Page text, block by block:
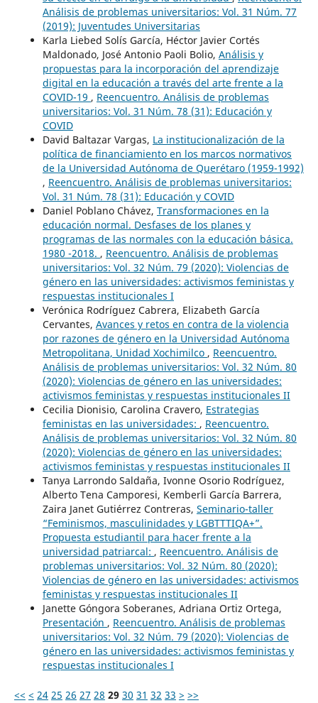
Análisis de problemas universitarios: Vol. 31 Núm. 77
(2019): Juventudes Universitarias
Karla Liebed Solís García, Héctor Javier Cortés
Maldonado, José Antonio Paoli Bolio, Análisis y
propuestas para la incorporación del aprendizaje
digital en la educación a través del arte frente a la
COVID-19 , Reencuentro. Análisis de problemas
universitarios: Vol. 31 Núm. 78 (31): Educación y
COVID
David Baltazar Vargas, La institucionalización de la
política de financiamiento en los marcos normativos
de la Universidad Autónoma de Querétaro (1959-1992)
, Reencuentro. Análisis de problemas universitarios:
Vol. 31 Núm. 78 (31): Educación y COVID
Daniel Poblano Chávez, Transformaciones en la
educación normal. Desfases de los planes y
programas de las normales con la educación básica.
1980 -2018. , Reencuentro. Análisis de problemas
universitarios: Vol. 32 Núm. 79 (2020): Violencias de
género en las universidades: activismos feministas y
respuestas institucionales I
Verónica Rodríguez Cabrera, Elizabeth García
Cervantes, Avances y retos en contra de la violencia
por razones de género en la Universidad Autónoma
Metropolitana, Unidad Xochimilco , Reencuentro.
Análisis de problemas universitarios: Vol. 32 Núm. 80
(2020): Violencias de género en las universidades:
activismos feministas y respuestas institucionales II
Cecilia Dionisio, Carolina Cravero, Estrategias
feministas en las universidades: , Reencuentro.
Análisis de problemas universitarios: Vol. 32 Núm. 80
(2020): Violencias de género en las universidades:
activismos feministas y respuestas institucionales II
Tanya Larrondo Saldaña, Ivonne Osorio Rodríguez,
Alberto Tena Camporesi, Kemberli García Barrera,
Zaira Janet Gutiérrez Contreras, Seminario-taller
“Feminismos, masculinidades y LGBTTTIQA+”.
Propuesta estudiantil para hacer frente a la
universidad patriarcal: , Reencuentro. Análisis de
problemas universitarios: Vol. 32 Núm. 80 (2020):
Violencias de género en las universidades: activismos
feministas y respuestas institucionales II
Janette Góngora Soberanes, Adriana Ortiz Ortega,
Presentación , Reencuentro. Análisis de problemas
universitarios: Vol. 32 Núm. 79 (2020): Violencias de
género en las universidades: activismos feministas y
respuestas institucionales I
<< < 24 25 26 27 28 29 30 31 32 33 > >>